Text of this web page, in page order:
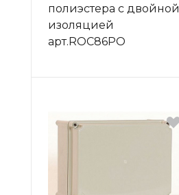
полиэстера с двойной
изоляцией
арт.ROC86PO